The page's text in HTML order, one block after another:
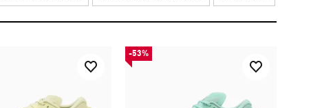
-53%